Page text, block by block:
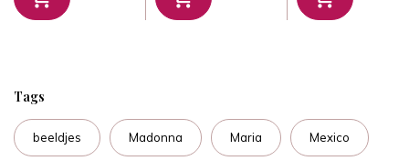
Tags
beeldjes Madonna Maria Mexico